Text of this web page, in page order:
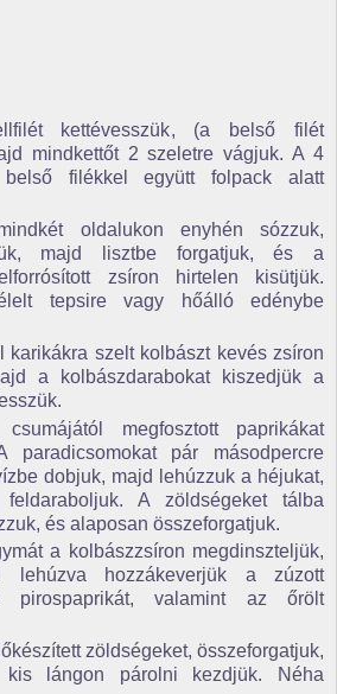
kettévesszük, (a belső filét
mindkettőt 2 szeletre vágjuk. A 4
filékkel együtt folpack alatt
oldalukon enyhén sózzuk,
majd lisztbe forgatjuk, és a
zsíron hirtelen kisütjük.
tepsire vagy hőálló edénybe
karikákra szelt kolbászt kevés zsíron
a kolbászdarabokat kiszedjük a
megfosztott paprikákat
paradicsomokat pár másodpercre
dobjuk, majd lehúzzuk a héjukat,
A zöldségeket tálba
és alaposan összeforgatjuk.
a kolbászzsíron megdinszteljük,
hozzákeverjük a zúzott
pirospaprikát, valamint az őrölt
zöldségeket, összeforgatjuk,
lángon párolni kezdjük. Néha